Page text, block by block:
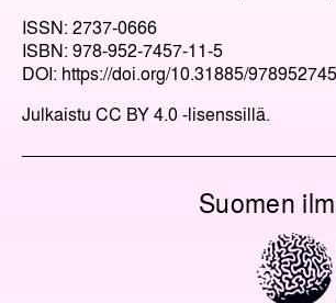
ISSN: 2737-0666
ISBN: 978-952-7457-11-5
DOI: https://doi.org/10.31885/
Julkaistu CC BY 4.0 -lisenssillä.
Suomen